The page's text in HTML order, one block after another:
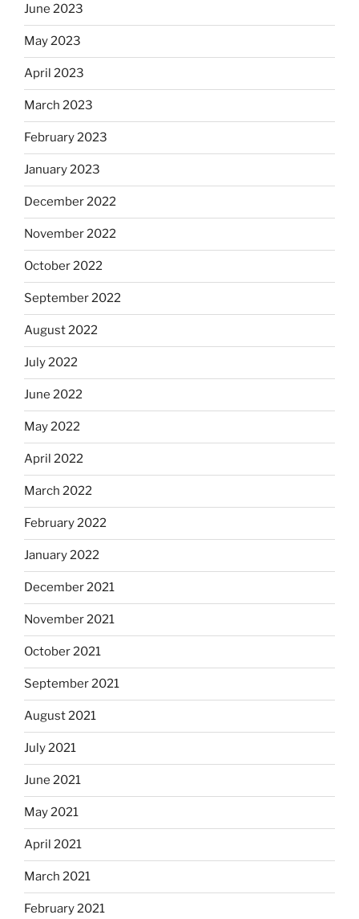
June 2023
May 2023
April 2023
March 2023
February 2023
January 2023
December 2022
November 2022
October 2022
September 2022
August 2022
July 2022
June 2022
May 2022
April 2022
March 2022
February 2022
January 2022
December 2021
November 2021
October 2021
September 2021
August 2021
July 2021
June 2021
May 2021
April 2021
March 2021
February 2021